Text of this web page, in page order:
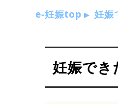
e-妊娠top 妊娠
妊娠でき